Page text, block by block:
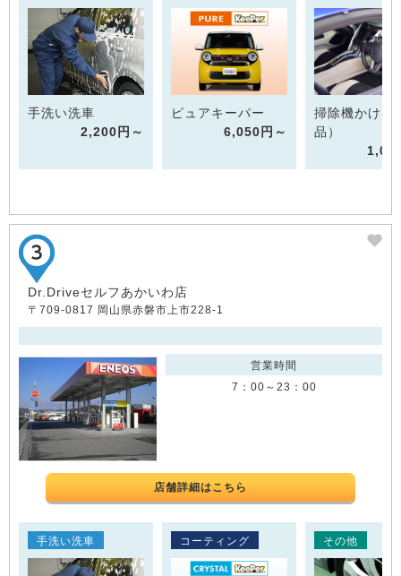
手洗い洗車
2,200円～
ピュアキーパー
6,050円～
掃除機かけ（
品）
Dr.Driveセルフあかいわ店
〒709-0817 岡山県赤磐市上市228-1
営業時間
7：00～23：00
店舗詳細はこちら
手洗い洗車 コーティング その他